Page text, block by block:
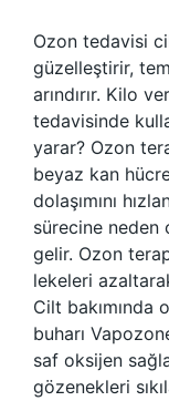
Ozon tedavisi
güzelleştirir,
arındırır. Kilo
tedavisinde
yarar? Ozon
beyaz kan
dolaşımını
sürecine neden
gelir. Ozon
lekeleri
Cilt bakımında
buharı
saf oksijen
gözenekleri